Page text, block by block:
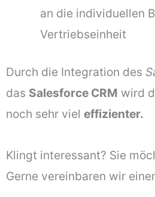
an die individuellen
Vertriebseinheit
Durch die Integration des
das Salesforce CRM wird
noch sehr viel effizienter.
Klingt interessant? Sie
Gerne vereinbaren wir